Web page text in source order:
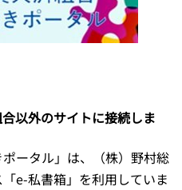
以外のサイトに接続しま
ータル」は、（株）野村総
e-私書箱」を利用していま